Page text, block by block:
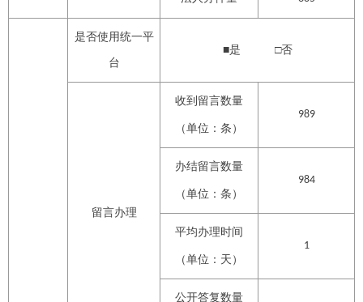
是否使用统一平
台
■是 □否
留言办理
收到留言数量
（单位：条）
989
办结留言数量
（单位：条）
984
平均办理时间
（单位：天）
1
公开答复数量